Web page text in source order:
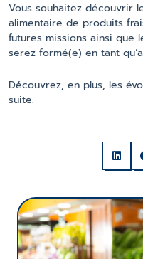
Vous souhaitez découvrir
alimentaire de produits
futures missions ainsi que
serez formé(e) en tant
Découvrez, en plus, les
suite.